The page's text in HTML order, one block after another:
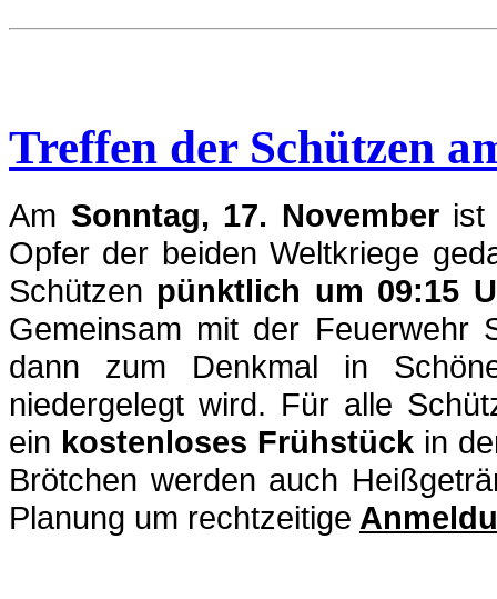
Treffen der Schützen
Am Sonntag, 17. Novemberist
Opfer der beiden Weltkriege
Schützen pünktlich um 09:15
Gemeinsam mit der Feuerwehr
dann zum Denkmal in
niedergelegt wird. Für alle
ein kostenloses Frühstück in
Brötchen werden auch
Planung um rechtzeitige